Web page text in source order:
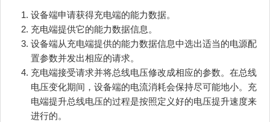
设备端申请获得充电端的能力数据。
充电端提供它的能力数据信息。
设备端从充电端提供的能力数据信息中选出适当的电源配
置参数并发出相应的请求。
充电端接受请求并将总线电压修改成相应的参数。在总线
电压变化期间，设备端的电流消耗会保持尽可能地小。充
电端提升总线电压的过程是按照定义好的电压提升速度来
进行的。